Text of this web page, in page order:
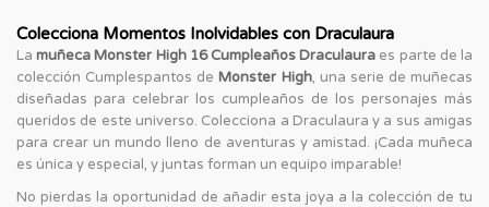
Colecciona Momentos Inolvidables con Draculaura
Lamuñeca Monster High 16 Cumpleaños Draculaura es parte de la
colección Cumplespantos deMonster High, una serie de muñecas
diseñadas para celebrar los cumpleaños de los personajes más
queridos de este universo. Colecciona a Draculaura y a sus amigas
para crear un mundo lleno de aventuras y amistad. ¡Cada muñeca
es única y especial, y juntas forman un equipo imparable!
No pierdas la oportunidad de añadir esta joya a la colección de tu